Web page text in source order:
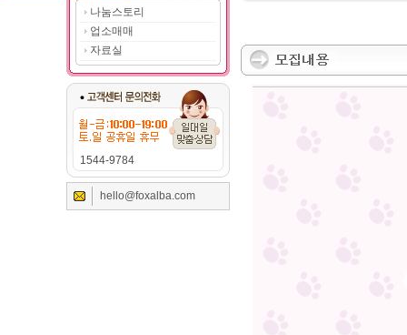
나눔스토리
업소매매
자료실
1544-9784
hello@foxalba.com